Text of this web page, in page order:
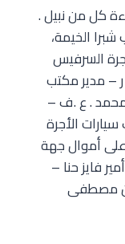
كل من نبيل .
الخيمة،
السرفيس
ر – مدير مكتب
محمد . ع .ف –
الأجرة
على أموال جهة
فايز حنا –
مصطفى